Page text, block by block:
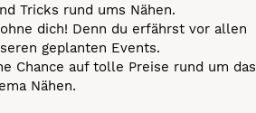
Tricks rund ums Nähen.
dich! Denn du erfährst vor allen
geplanten Events.
Chance auf tolle Preise rund um das
Nähen.